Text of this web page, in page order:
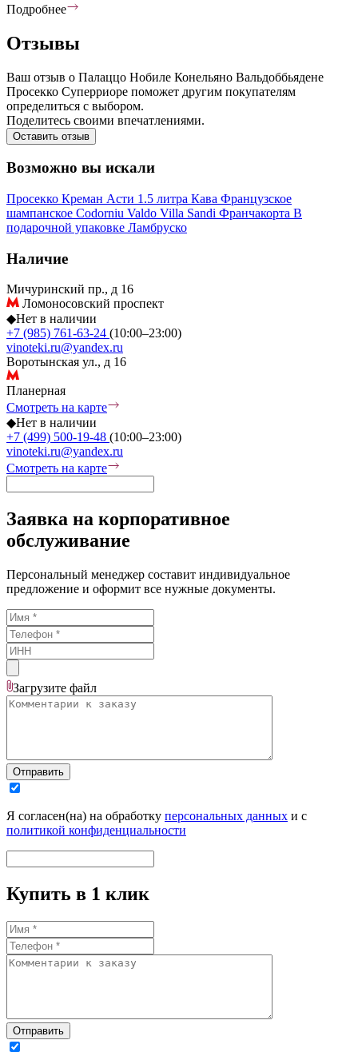
Подробнее
Отзывы
Ваш отзыв о Палаццо Нобиле Конельяно Вальдоббьядене
Просекко Суперриоре поможет другим покупателям
определиться с выбором.
Поделитесь своими впечатлениями.
Оставить отзыв
Возможно вы искали
Просекко Креман Асти 1.5 литра Кава Французское
шампанское Codorniu Valdo Villa Sandi Франчакорта В
подарочной упаковке Ламбруско
Наличие
Мичуринский пр., д 16
Ломоносовский проспект
◆Нет в наличии
+7 (985) 761-63-24 (10:00–23:00)
vinoteki.ru@yandex.ru
Воротынская ул., д 16
Планерная
Смотреть на карте
◆Нет в наличии
+7 (499) 500-19-48 (10:00–23:00)
vinoteki.ru@yandex.ru
Смотреть на карте
Заявка на корпоративное
обслуживание
Персональный менеджер составит индивидуальное
предложение и оформит все нужные документы.
Загрузите файл
Отправить
Я согласен(на) на обработку персональных данных и с
политикой конфиденциальности
Купить в 1 клик
Отправить